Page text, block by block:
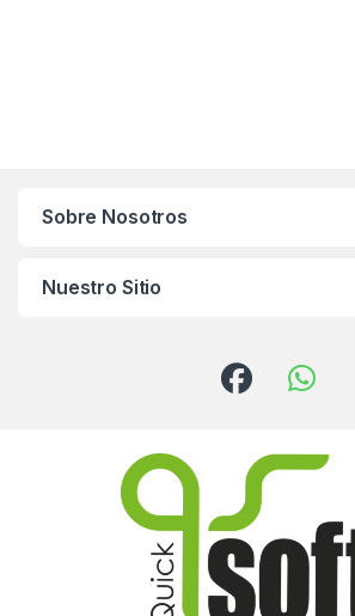
Sobre Nosotros
Nuestro Sitio